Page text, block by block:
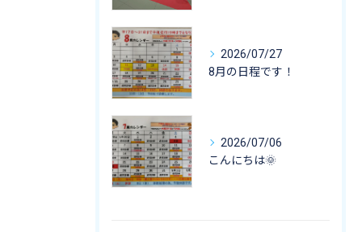
2026/07/27
8月の日程です！
2026/07/06
こんにちは🌞